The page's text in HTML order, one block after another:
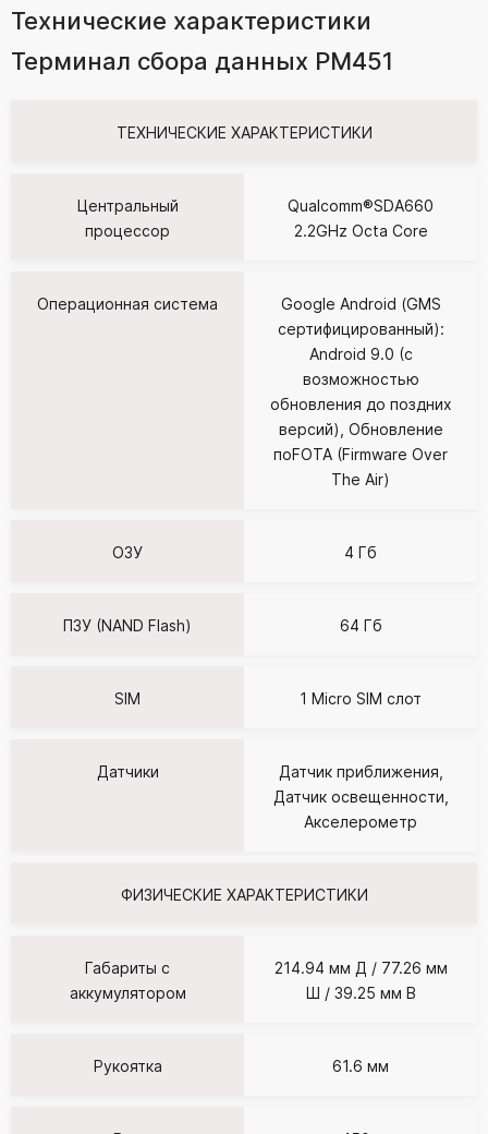
Технические характеристики
Терминал сбора данных PM451
ТЕХНИЧЕСКИЕ ХАРАКТЕРИСТИКИ
Центральный
процессор
Qualcomm®SDA660
2.2GHz Octa Core
Операционная система
Google Android (GMS
сертифицированный):
Android 9.0 (с
возможностью
обновления до поздних
версий), Обновление
поFOTA (Firmware Over
The Air)
ОЗУ 4 Гб
ПЗУ (NAND Flash) 64 Гб
SIM 1 Micro SIM слот
Датчики
Датчик приближения,
Датчик освещенности,
Акселерометр
ФИЗИЧЕСКИЕ ХАРАКТЕРИСТИКИ
Габариты c
аккумулятором
214.94 мм Д / 77.26 мм
Ш / 39.25 мм В
Рукоятка 61.6 мм